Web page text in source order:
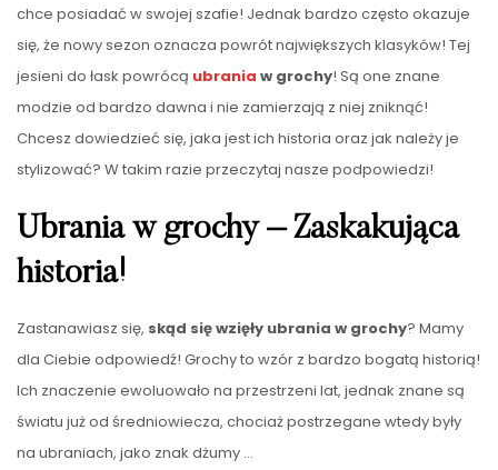
chce posiadać w swojej szafie! Jednak bardzo często okazuje
się, że nowy sezon oznacza powrót największych klasyków! Tej
jesieni do łask powrócą ubrania w grochy! Są one znane
modzie od bardzo dawna i nie zamierzają z niej zniknąć!
Chcesz dowiedzieć się, jaka jest ich historia oraz jak należy je
stylizować? W takim razie przeczytaj nasze podpowiedzi!
Ubrania w grochy – Zaskakująca
historia!
Zastanawiasz się, skąd się wzięły ubrania w grochy? Mamy
dla Ciebie odpowiedź! Grochy to wzór z bardzo bogatą historią!
Ich znaczenie ewoluowało na przestrzeni lat, jednak znane są
światu już od średniowiecza, chociaż postrzegane wtedy były
na ubraniach, jako znak dżumy …